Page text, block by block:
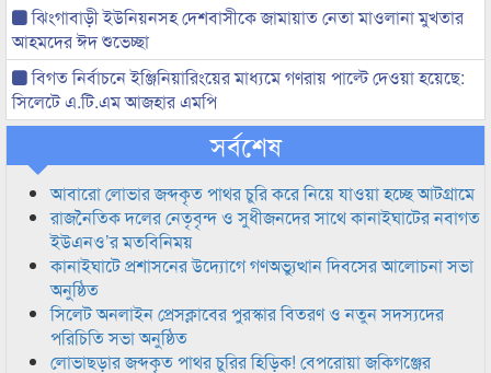
ঝিংগাবাড়ী ইউনিয়নসহ দেশবাসীকে জামায়াত নেতা মাওলানা মুখতার
আহমদের ঈদ শুভেচ্ছা
বিগত নির্বাচনে ইঞ্জিনিয়ারিংয়ের মাধ্যমে গণরায় পাল্টে দেওয়া হয়েছে:
সিলেটে এ.টি.এম আজহার এমপি
সর্বশেষ
আবারো লোভার জব্দকৃত পাথর চুরি করে নিয়ে যাওয়া হচ্ছে আটগ্রামে
রাজনৈতিক দলের নেতৃবৃন্দ ও সুধীজনদের সাথে কানাইঘাটের নবাগত
ইউএনও’র মতবিনিময়
কানাইঘাটে প্রশাসনের উদ্যোগে গণঅভ্যুত্থান দিবসের আলোচনা সভা
অনুষ্ঠিত
সিলেট অনলাইন প্রেসক্লাবের পুরস্কার বিতরণ ও নতুন সদস্যদের
পরিচিতি সভা অনুষ্ঠিত
লোভাছড়ার জব্দকৃত পাথর চুরির হিড়িক! বেপরোয়া জকিগঞ্জের